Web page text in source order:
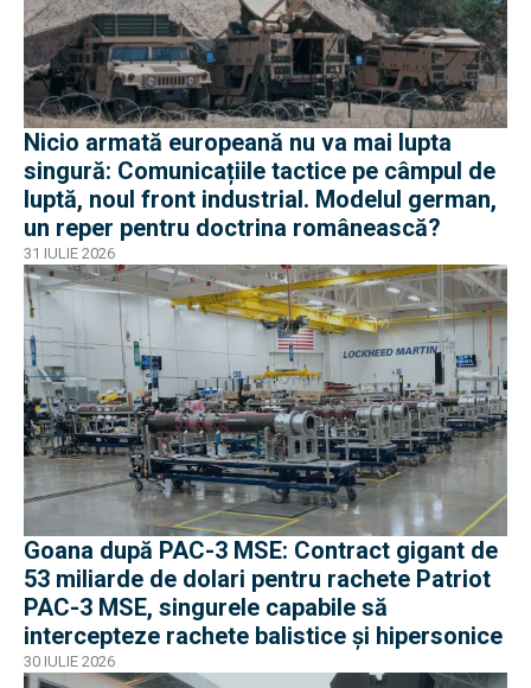
Nicio armată europeană nu va mai lupta
singură: Comunicațiile tactice pe câmpul de
luptă, noul front industrial. Modelul german,
un reper pentru doctrina românească?
31 IULIE 2026
Goana după PAC-3 MSE: Contract gigant de
53 miliarde de dolari pentru rachete Patriot
PAC-3 MSE, singurele capabile să
intercepteze rachete balistice și hipersonice
30 IULIE 2026